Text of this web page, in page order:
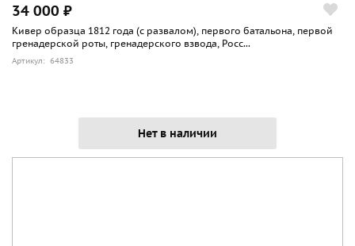
34 000 ₽
Кивер образца 1812 года (с развалом), первого батальона, первой
гренадерской роты, гренадерского взвода, Росс...
Артикул: 64833
Нет в наличии